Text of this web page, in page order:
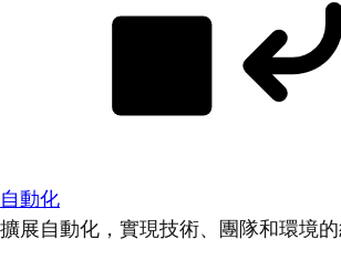
自動化
擴展自動化，實現技術、團隊和環境的